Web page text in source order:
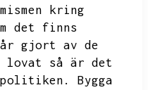
kring
det finns
gjort av de
lovat så är det
Bygga